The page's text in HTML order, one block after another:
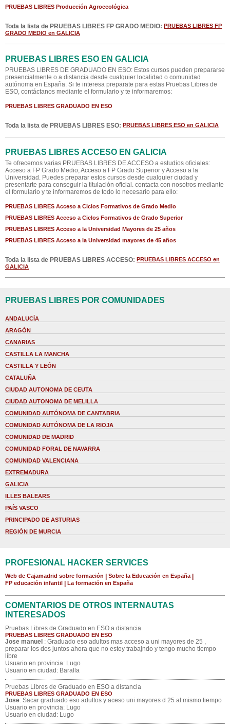
PRUEBAS LIBRES Producción Agroecológica
Toda la lista de PRUEBAS LIBRES FP GRADO MEDIO: PRUEBAS LIBRES FP
GRADO MEDIO en GALICIA
PRUEBAS LIBRES ESO EN GALICIA
PRUEBAS LIBRES DE GRADUADO EN ESO: Estos cursos pueden prepararse
presencialmente o a distancia desde cualquier localidad o comunidad
autónoma en España. Si te interesa preparate para estas Pruebas Libres de
ESO, contáctanos mediante el formulario y te informaremos:
PRUEBAS LIBRES GRADUADO EN ESO
Toda la lista de PRUEBAS LIBRES ESO: PRUEBAS LIBRES ESO en GALICIA
PRUEBAS LIBRES ACCESO EN GALICIA
Te ofrecemos varias PRUEBAS LIBRES DE ACCESO a estudios oficiales:
Acceso a FP Grado Medio, Acceso a FP Grado Superior y Acceso a la
Universidad. Puedes preparar estos cursos desde cualquier ciudad y
presentarte para conseguir la titulación oficial. contacta con nosotros mediante
el formulario y te informaremos de todo lo necesario para ello:
PRUEBAS LIBRES Acceso a Ciclos Formativos de Grado Medio
PRUEBAS LIBRES Acceso a Ciclos Formativos de Grado Superior
PRUEBAS LIBRES Acceso a la Universidad Mayores de 25 años
PRUEBAS LIBRES Acceso a la Universidad mayores de 45 años
Toda la lista de PRUEBAS LIBRES ACCESO: PRUEBAS LIBRES ACCESO en
GALICIA
PRUEBAS LIBRES POR COMUNIDADES
ANDALUCÍA
ARAGÓN
CANARIAS
CASTILLA LA MANCHA
CASTILLA Y LEÓN
CATALUÑA
CIUDAD AUTONOMA DE CEUTA
CIUDAD AUTONOMA DE MELILLA
COMUNIDAD AUTÓNOMA DE CANTABRIA
COMUNIDAD AUTÓNOMA DE LA RIOJA
COMUNIDAD DE MADRID
COMUNIDAD FORAL DE NAVARRA
COMUNIDAD VALENCIANA
EXTREMADURA
GALICIA
ILLES BALEARS
PAÍS VASCO
PRINCIPADO DE ASTURIAS
REGIÓN DE MURCIA
PROFESIONAL HACKER SERVICES
Web de Cajamadrid sobre formación Sobre la Educación en España
FP educación infantil La formación en España
COMENTARIOS DE OTROS INTERNAUTAS
INTERESADOS
Pruebas Libres de Graduado en ESO a distancia
PRUEBAS LIBRES GRADUADO EN ESO
Jose manuel : Graduado eso adultos mas acceso a uni mayores de 25 ,
preparar los dos juntos ahora que no estoy trabajndo y tengo mucho tiempo
libre
Usuario en provincia: Lugo
Usuario en ciudad: Baralla
Pruebas Libres de Graduado en ESO a distancia
PRUEBAS LIBRES GRADUADO EN ESO
Jose: Sacar graduado eso adultos y aceso uni mayores d 25 al mismo tiempo
Usuario en provincia: Lugo
Usuario en ciudad: Lugo